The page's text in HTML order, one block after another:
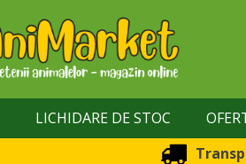
LICHIDARE DE STOC